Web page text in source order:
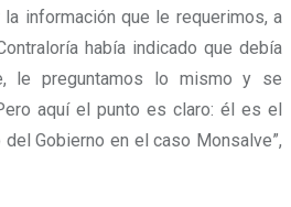
información que le requerimos, a
había indicado que debía
le preguntamos lo mismo y se
aquí el punto es claro: él es el
Gobierno en el caso Monsalve”,